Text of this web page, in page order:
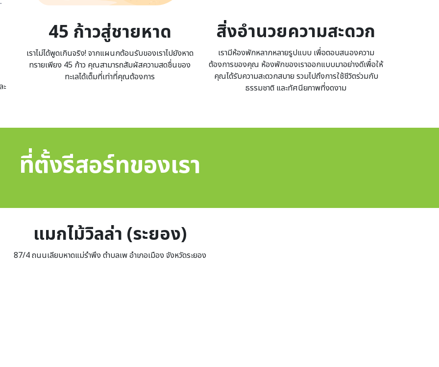
45 ก้าวสู่ชายหาด
เราไม่ได้พูดเกินจริง! จากแผนกต้อนรับของเราไปยังหาด
ทรายเพียง 45 ก้าว คุณสามารถสัมผัสความสดชื่นของ
ทะเลได้เต็มที่เท่าที่คุณต้องการ
สิ่งอำนวยความสะดวก
เรามีห้องพักหลากหลายรูปแบบ เพื่อตอบสนองความ
ต้องการของคุณ ห้องพักของเราออกแบบมาอย่างดีเพื่อให้
คุณได้รับความสะดวกสบาย รวมไปถึงการใช้ชีวิตร่วมกับ
ธรรมชาติ และทัศนียภาพที่งดงาม
ที่ตั้งรีสอร์ทของเรา
แมกไม้วิลล่า (ระยอง)
87/4 ถนนเลียบหาดแม่รำพึง ตำบลเพ อำเภอเมือง จังหวัดระยอง